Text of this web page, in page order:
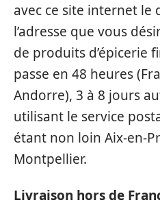
avec ce site internet le
l’adresse que vous
de produits d’épicerie
passe en 48 heures
Andorre), 3 à 8 jours
utilisant le service
étant non loin Aix-en-
Montpellier.
Livraison hors de